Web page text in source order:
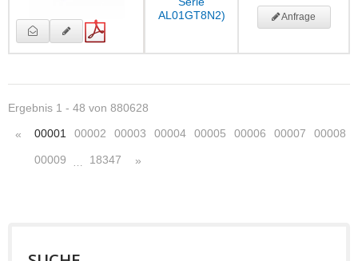
AL01GT8N2)
Anfrage
Ergebnis 1 - 48 von 880628
« 00001 00002 00003 00004 00005 00006 00007 00008
00009 … 18347 »